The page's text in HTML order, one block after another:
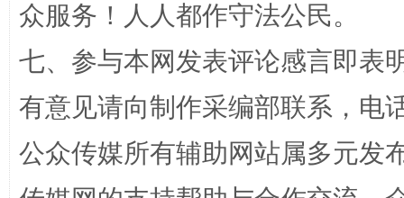
“蜀中异人”王建安的艺术幻境
众服务！人人都作守法公民。
七、参与本网发表评论感言即表
有意见请向制作采编部联系，电
公众传媒所有辅助网站属多元发